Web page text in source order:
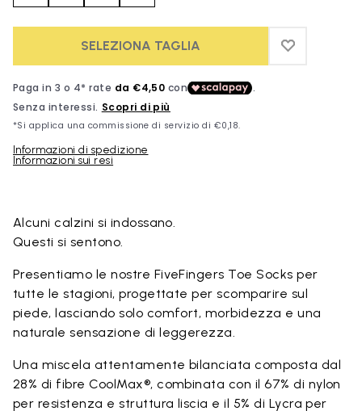
SELEZIONA TAGLIA ADD TO
ADD TO
Informazioni di spedizione
Informazioni sui resi
Alcuni calzini si indossano.
Questi si sentono.
Presentiamo le nostre FiveFingers Toe Socks per
tutte le stagioni, progettate per scomparire sul
piede, lasciando solo comfort, morbidezza e una
naturale sensazione di leggerezza.
Una miscela attentamente bilanciata composta dal
28% di fibre CoolMax®, combinata con il 67% di nylon
per resistenza e struttura liscia e il 5% di Lycra per